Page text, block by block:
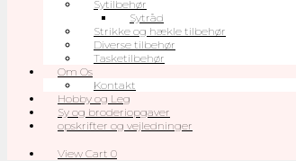
Sytilbehør
Sytråd
Strikke og hækle tilbehør
Diverse tilbehør
Tasketilbehør
Om Os
Kontakt
Hobby og Leg
Sy og broderiopgaver
opskrifter og vejledninger
View
View Cart 0